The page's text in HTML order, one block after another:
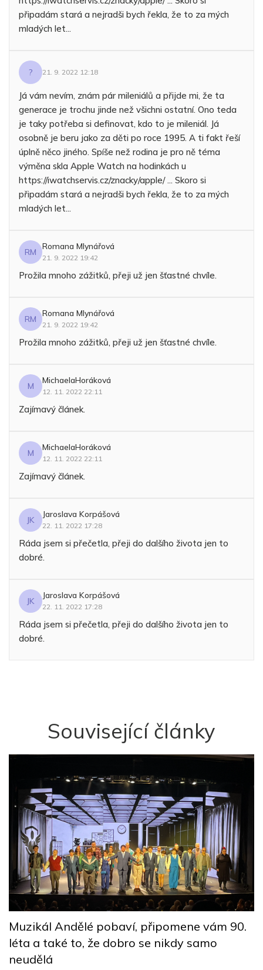
připadám stará a nejradši bych řekla, že to za mých
mladých let...
? 21. 9. 2022 12:18
Já vám nevím, znám pár mileniálů a přijde mi, že ta
generace je trochu jinde než všichni ostatní. Ono teda
je taky potřeba si definovat, kdo to je mileniál. Já
osobně je beru jako za děti po roce 1995. A ti fakt řeší
úplně něco jiného. Spíše než rodina je pro ně téma
výměna skla Apple Watch na hodinkách u
https://iwatchservis.cz/znacky/apple/ ... Skoro si
připadám stará a nejradši bych řekla, že to za mých
mladých let...
RM
Romana Mlynářová
21. 9. 2022 19:42
Prožila mnoho zážitků, přeji už jen šťastné chvíle.
RM
Romana Mlynářová
21. 9. 2022 19:42
Prožila mnoho zážitků, přeji už jen šťastné chvíle.
M
MichaelaHoráková
12. 11. 2022 22:11
Zajímavý článek.
M
MichaelaHoráková
12. 11. 2022 22:11
Zajímavý článek.
JK
Jaroslava Korpášová
22. 11. 2022 17:28
Ráda jsem si přečetla, přeji do dalšího života jen to
dobré.
JK
Jaroslava Korpášová
22. 11. 2022 17:28
Ráda jsem si přečetla, přeji do dalšího života jen to
dobré.
Související články
Muzikál Andělé pobaví, připomene vám 90.
léta a také to, že dobro se nikdy samo
neudělá